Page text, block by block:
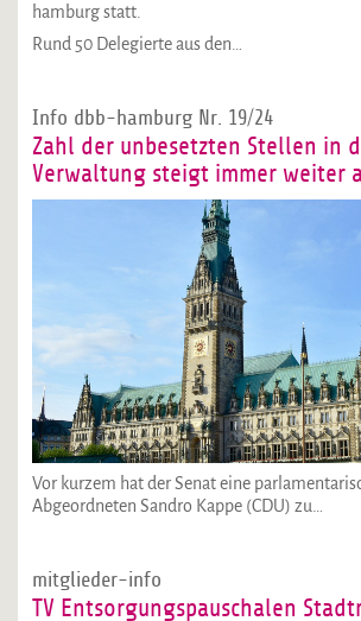
hamburg statt.
Rund 50 Delegierte aus den…
Info dbb-hamburg Nr. 19/24
Zahl der unbesetzten Stellen in
Verwaltung steigt immer weiter
Vor kurzem hat der Senat eine
Abgeordneten Sandro Kappe (CDU) zu…
mitglieder-info
TV Entsorgungspauschalen